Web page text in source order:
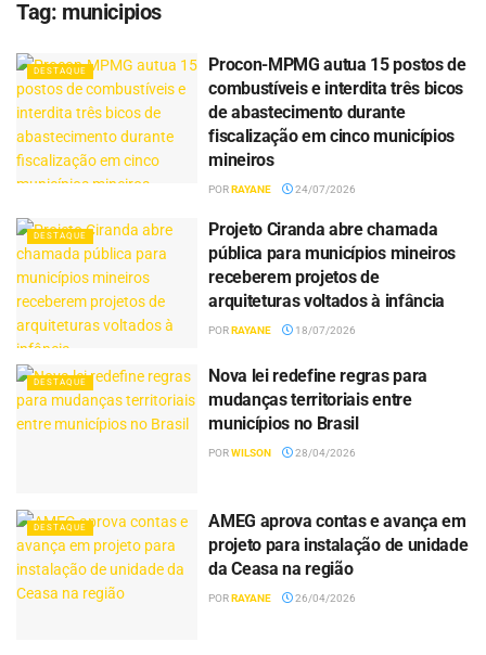
Tag: municipios
DESTAQUE
Procon-MPMG autua 15 postos de
combustíveis e interdita três bicos
de abastecimento durante
fiscalização em cinco municípios
mineiros
PORRAYANE 24/07/2026
DESTAQUE
Projeto Ciranda abre chamada
pública para municípios mineiros
receberem projetos de
arquiteturas voltados à infância
PORRAYANE 18/07/2026
DESTAQUE
Nova lei redefine regras para
mudanças territoriais entre
municípios no Brasil
PORWILSON 28/04/2026
DESTAQUE
AMEG aprova contas e avança em
projeto para instalação de unidade
da Ceasa na região
PORRAYANE 26/04/2026